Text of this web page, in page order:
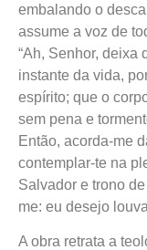
embalando o
assume a voz de
“Ah, Senhor, deixa
instante da vida,
espírito; que o
sem pena e
Então, acorda-me
contemplar-te na
Salvador e trono
me: eu desejo
A obra retrata a